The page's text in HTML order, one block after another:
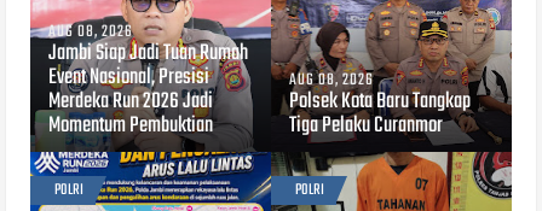
AUG 08, 2026
Jambi Siap Jadi Tuan Rumah
Event Nasional, Presisi
Merdeka Run 2026 Jadi
Momentum Pembuktian
AUG 08, 2026
Polsek Kota Baru Tangkap
Tiga Pelaku Curanmor
POLRI POLRI